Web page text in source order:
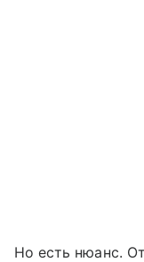
Но есть нюанс.